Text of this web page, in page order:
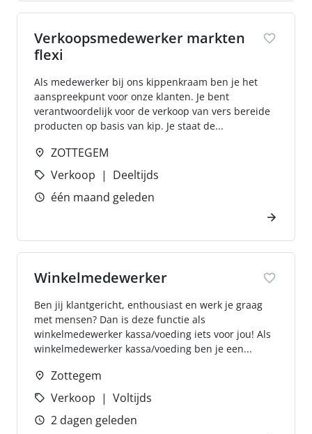
Verkoopsmedewerker markten
flexi
Als medewerker bij ons kippenkraam ben je het
aanspreekpunt voor onze klanten. Je bent
verantwoordelijk voor de verkoop van vers bereide
producten op basis van kip. Je staat de...
ZOTTEGEM
Verkoop
Deeltijds
één maand geleden
Winkelmedewerker
Ben jij klantgericht, enthousiast en werk je graag
met mensen? Dan is deze functie als
winkelmedewerker kassa/voeding iets voor jou! Als
winkelmedewerker kassa/voeding ben je een...
Zottegem
Verkoop
Voltijds
2 dagen geleden